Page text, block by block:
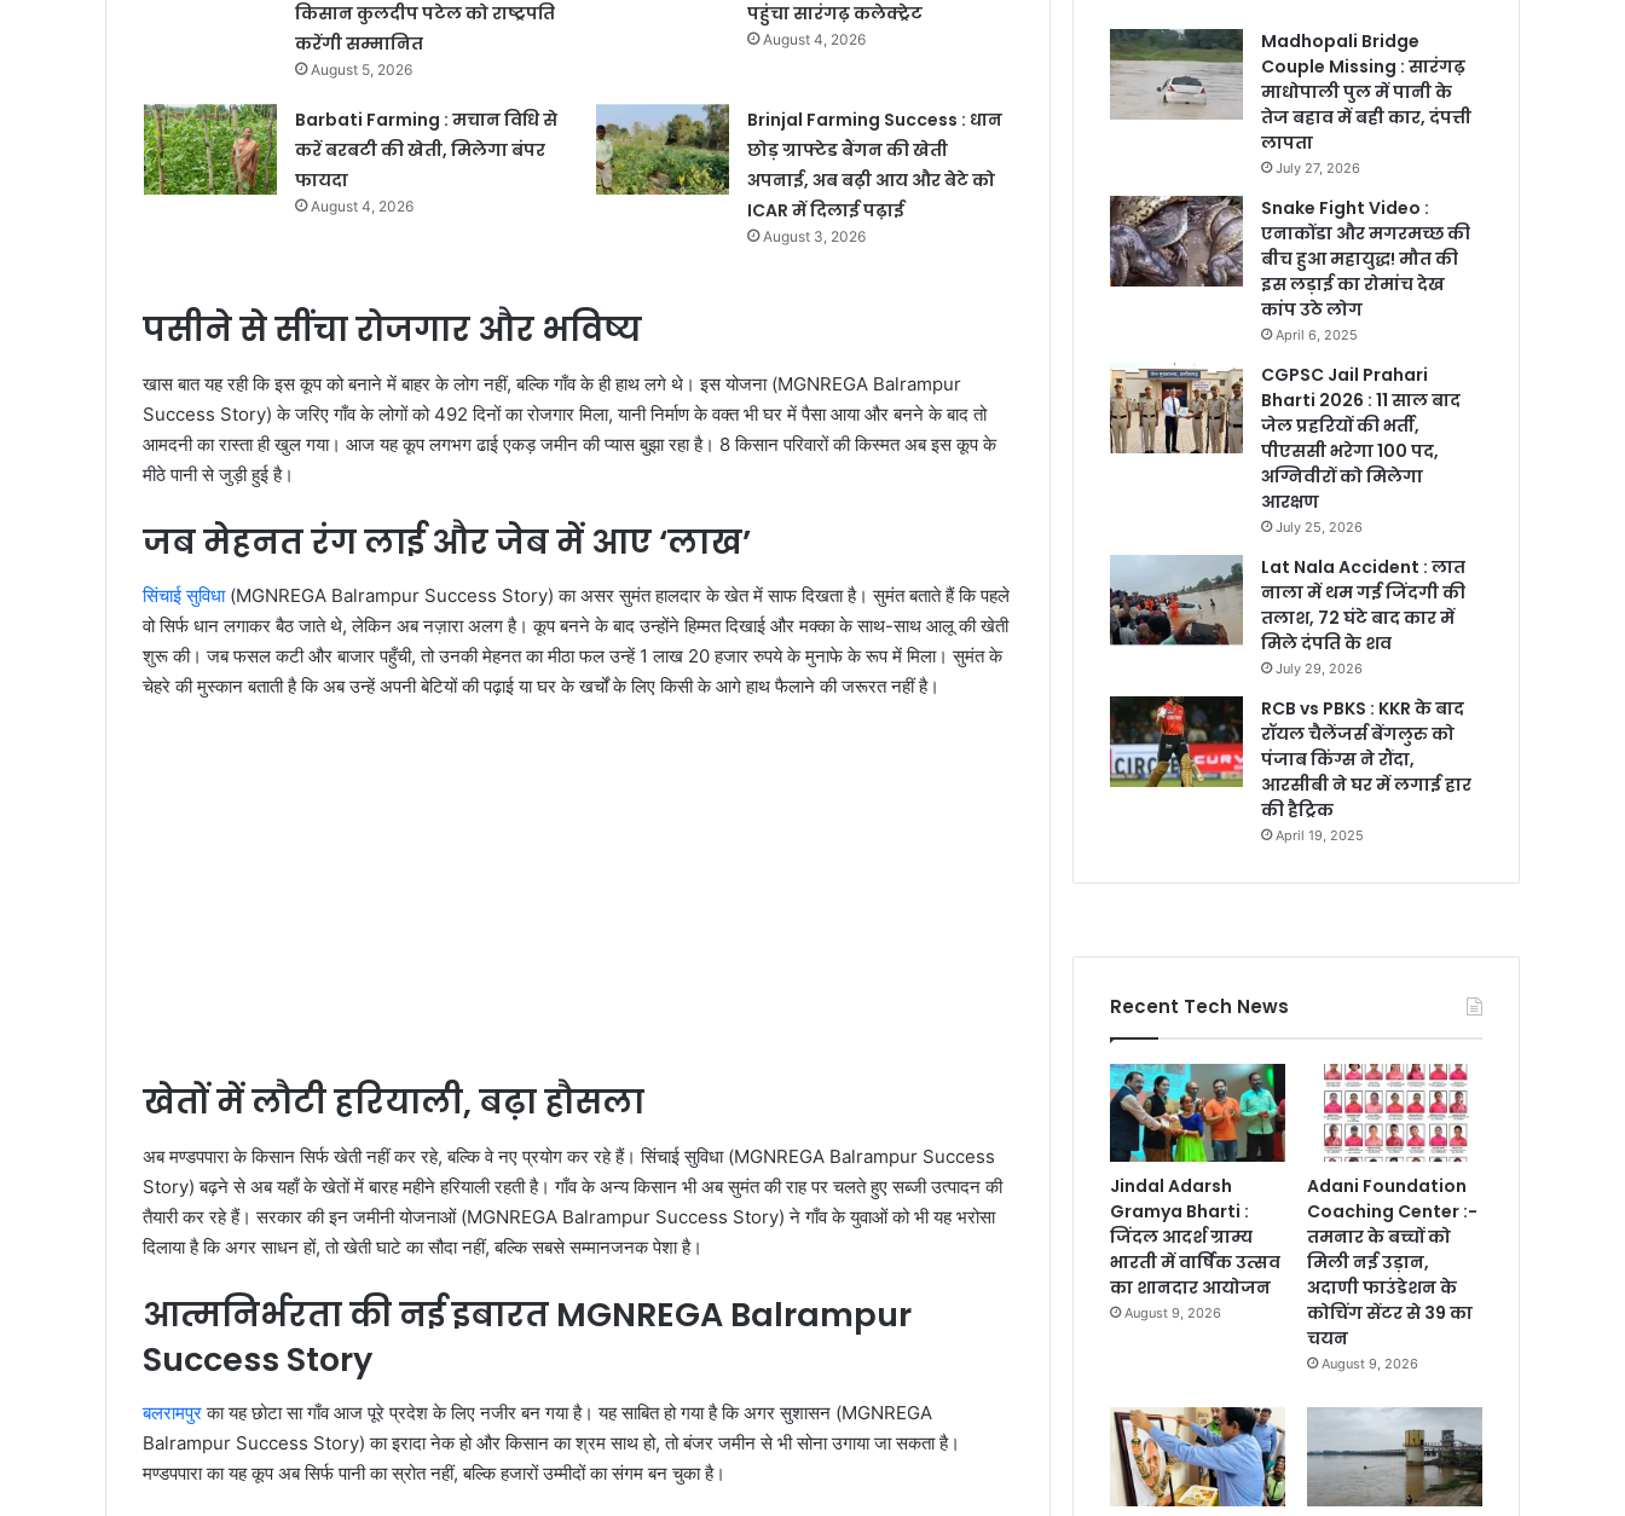
किसान कुलदीप पटेल को राष्ट्रपति
करेंगी सम्मानित
August 5, 2026
पहुंचा सारंगढ़ कलेक्ट्रेट
August 4, 2026
Barbati Farming : मचान विधि से
करें बरबटी की खेती, मिलेगा बंपर
फायदा
August 4, 2026
Brinjal Farming Success : धान
छोड़ ग्राफ्टेड बैंगन की खेती
अपनाई, अब बढ़ी आय और बेटे को
ICAR में दिलाई पढ़ाई
August 3, 2026
पसीने से सींचा रोजगार और भविष्य
खास बात यह रही कि इस कूप को बनाने में बाहर के लोग नहीं, बल्कि गाँव के ही हाथ लगे थे। इस योजना (MGNREGA Balrampur
Success Story) के जरिए गाँव के लोगों को 492 दिनों का रोजगार मिला, यानी निर्माण के वक्त भी घर में पैसा आया और बनने के बाद तो
आमदनी का रास्ता ही खुल गया। आज यह कूप लगभग ढाई एकड़ जमीन की प्यास बुझा रहा है। 8 किसान परिवारों की किस्मत अब इस कूप के
मीठे पानी से जुड़ी हुई है।
जब मेहनत रंग लाई और जेब में आए ‘लाख’
सिंचाई सुविधा(MGNREGA Balrampur Success Story) का असर सुमंत हालदार के खेत में साफ दिखता है। सुमंत बताते हैं कि पहले
वो सिर्फ धान लगाकर बैठ जाते थे, लेकिन अब नज़ारा अलग है। कूप बनने के बाद उन्होंने हिम्मत दिखाई और मक्का के साथ-साथ आलू की खेती
शुरू की। जब फसल कटी और बाजार पहुँची, तो उनकी मेहनत का मीठा फल उन्हें 1 लाख 20 हजार रुपये के मुनाफे के रूप में मिला। सुमंत के
चेहरे की मुस्कान बताती है कि अब उन्हें अपनी बेटियों की पढ़ाई या घर के खर्चों के लिए किसी के आगे हाथ फैलाने की जरूरत नहीं है।
खेतों में लौटी हरियाली, बढ़ा हौसला
अब मण्डपपारा के किसान सिर्फ खेती नहीं कर रहे, बल्कि वे नए प्रयोग कर रहे हैं। सिंचाई सुविधा (MGNREGA Balrampur Success
Story) बढ़ने से अब यहाँ के खेतों में बारह महीने हरियाली रहती है। गाँव के अन्य किसान भी अब सुमंत की राह पर चलते हुए सब्जी उत्पादन की
तैयारी कर रहे हैं। सरकार की इन जमीनी योजनाओं (MGNREGA Balrampur Success Story) ने गाँव के युवाओं को भी यह भरोसा
दिलाया है कि अगर साधन हों, तो खेती घाटे का सौदा नहीं, बल्कि सबसे सम्मानजनक पेशा है।
आत्मनिर्भरता की नई इबारत MGNREGA Balrampur
Success Story
बलरामपुरका यह छोटा सा गाँव आज पूरे प्रदेश के लिए नजीर बन गया है। यह साबित हो गया है कि अगर सुशासन (MGNREGA
Balrampur Success Story) का इरादा नेक हो और किसान का श्रम साथ हो, तो बंजर जमीन से भी सोना उगाया जा सकता है।
मण्डपपारा का यह कूप अब सिर्फ पानी का स्रोत नहीं, बल्कि हजारों उम्मीदों का संगम बन चुका है।
Madhopali Bridge
Couple Missing : सारंगढ़
माधोपाली पुल में पानी के
तेज बहाव में बही कार, दंपत्ती
लापता
July 27, 2026
Snake Fight Video :
एनाकोंडा और मगरमच्छ की
बीच हुआ महायुद्ध! मौत की
इस लड़ाई का रोमांच देख
कांप उठे लोग
April 6, 2025
CGPSC Jail Prahari
Bharti 2026 : 11 साल बाद
जेल प्रहरियों की भर्ती,
पीएससी भरेगा 100 पद,
अग्निवीरों को मिलेगा
आरक्षण
July 25, 2026
Lat Nala Accident : लात
नाला में थम गई जिंदगी की
तलाश, 72 घंटे बाद कार में
मिले दंपति के शव
July 29, 2026
RCB vs PBKS : KKR के बाद
रॉयल चैलेंजर्स बेंगलुरु को
पंजाब किंग्स ने रौंदा,
आरसीबी ने घर में लगाई हार
की हैट्रिक
April 19, 2025
Recent Tech News
Jindal Adarsh
Gramya Bharti :
जिंदल आदर्श ग्राम्य
भारती में वार्षिक उत्सव
का शानदार आयोजन
August 9, 2026
Adani Foundation
Coaching Center :-
तमनार के बच्चों को
मिली नई उड़ान,
अदाणी फाउंडेशन के
कोचिंग सेंटर से 39 का
चयन
August 9, 2026